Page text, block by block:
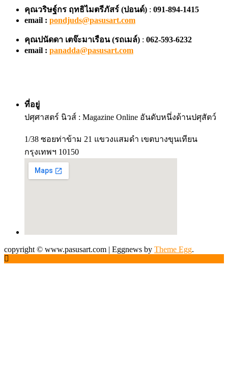
คุณวริษฐ์กร ฤทธิไมตรีภัสร์ (ปอนด์) : 091-894-1415
email : pondjuds@pasusart.com
คุณปนัดดา เตจ๊ะมาเรือน (รถเมล์) : 062-593-6232
email : panadda@pasusart.com
ที่อยู่
ปศุศาสตร์ นิวส์ : Magazine Online อันดับหนึ่งด้านปศุสัตว์
1/38 ซอยท่าข้าม 21 แขวงแสมดำ เขตบางขุนเทียน
กรุงเทพฯ 10150
copyright © www.pasusart.com | Eggnews by Theme Egg.